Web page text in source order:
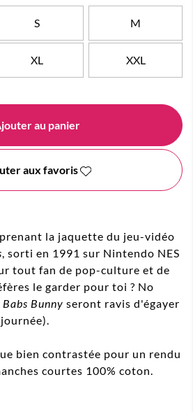
S M
XL XXL
au panier
aux favoris
la jaquette du jeu-vidéo
, sorti en 1991 sur Nintendo NES
tout fan de pop-culture et de
le garder pour toi ? No
Babs Bunny seront ravis d'égayer
bien contrastée pour un rendu
courtes 100% coton.